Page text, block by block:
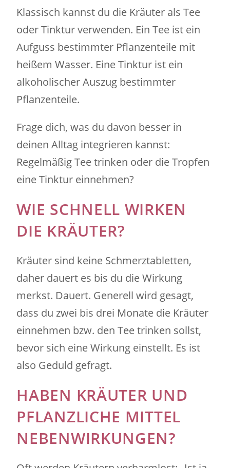
Klassisch kannst du die Kräuter als Tee
oder Tinktur verwenden. Ein Tee ist ein
Aufguss bestimmter Pflanzenteile mit
heißem Wasser. Eine Tinktur ist ein
alkoholischer Auszug bestimmter
Pflanzenteile.
Frage dich, was du davon besser in
deinen Alltag integrieren kannst:
Regelmäßig Tee trinken oder die Tropfen
eine Tinktur einnehmen?
WIE SCHNELL WIRKEN
DIE KRÄUTER?
Kräuter sind keine Schmerztabletten,
daher dauert es bis du die Wirkung
merkst. Dauert. Generell wird gesagt,
dass du zwei bis drei Monate die Kräuter
einnehmen bzw. den Tee trinken sollst,
bevor sich eine Wirkung einstellt. Es ist
also Geduld gefragt.
HABEN KRÄUTER UND
PFLANZLICHE MITTEL
NEBENWIRKUNGEN?